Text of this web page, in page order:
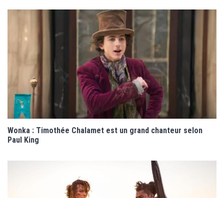
Wonka : Timothée Chalamet est un grand chanteur selon
Paul King